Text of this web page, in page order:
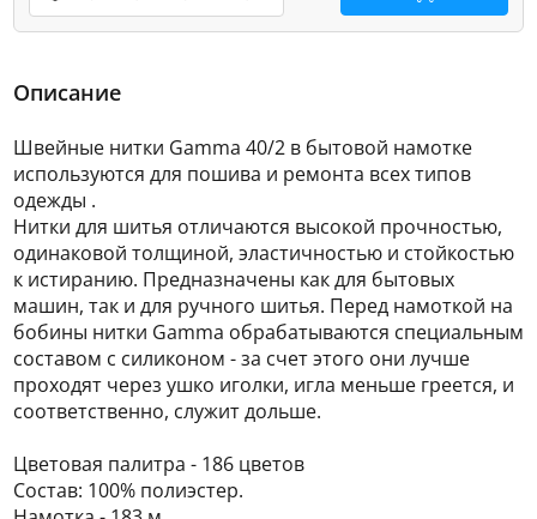
Описание
Швейные нитки Gamma 40/2 в бытовой намотке
используются для пошива и ремонта всех типов
одежды .
Нитки для шитья отличаются высокой прочностью,
одинаковой толщиной, эластичностью и стойкостью
к истиранию. Предназначены как для бытовых
машин, так и для ручного шитья. Перед намоткой на
бобины нитки Gamma обрабатываются специальным
составом с силиконом - за счет этого они лучше
проходят через ушко иголки, игла меньше греется, и
соответственно, служит дольше.
Цветовая палитра - 186 цветов
Состав: 100% полиэстер.